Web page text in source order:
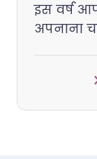
इस वर्ष
अपनाना